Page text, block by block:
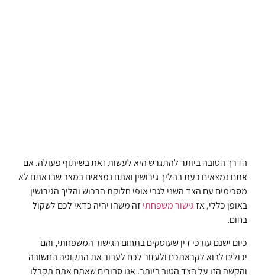
הדרך הטובה ביותר להתגרש היא לעשות זאת בשיתוף פעולה. אם
אתם נמצאים כעת בהליך גירושין ואתם נמצאים במצב שבו אתם לא
מסכימים עם הצד השני לגבי אופי חלוקת הרכוש והליך הגירושין
באופן כללי, אזגישור משפחתי זה משהו יהיה כדאי לכם לשקול
בחום.
כיום ישנם עורכי דין שעוסקים בתחום הגישור המשפחתי, והם
יכולים לבוא לקראתכם ולעזור לכם לעבור את התקופה החשובה
והקשה הזו על הצד הטוב ביותר. אנו סבורים שאתם אתם תקבלו